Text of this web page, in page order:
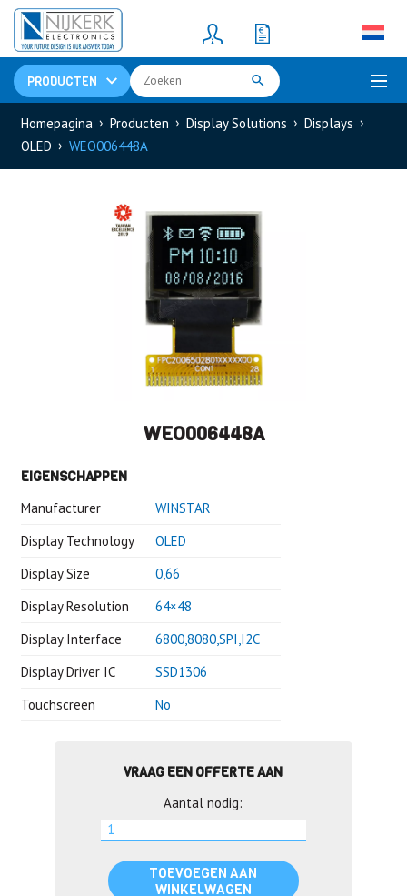
PRODUCTEN
Resistors(781)
Shunt Resistor
Homepagina Producten Display Solutions
Displays
OLED
WEO006448A
WEO006448A
EIGENSCHAPPEN
Manufacturer
WINSTAR
Display Technology
OLED
Display Size
0,66
Display Resolution
64×48
Display Interface
6800,8080,SPI,I2C
Display Driver IC
SSD1306
Touchscreen
No
VRAAG EEN OFFERTE AAN
Aantal nodig:
TOEVOEGEN AAN
WINKELWAGEN